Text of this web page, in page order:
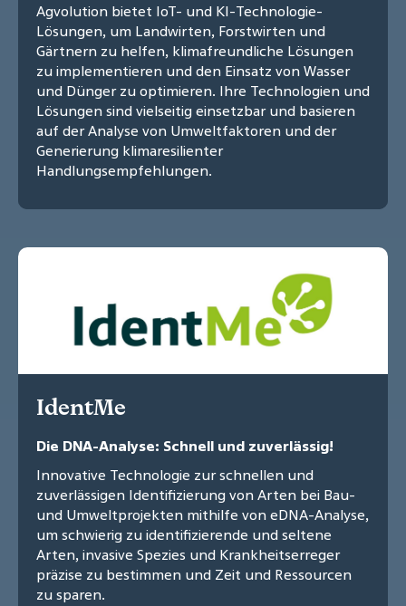
Agvolution bietet IoT- und KI-Technologie-
Lösungen, um Landwirten, Forstwirten und
Gärtnern zu helfen, klimafreundliche Lösungen
zu implementieren und den Einsatz von Wasser
und Dünger zu optimieren. Ihre Technologien und
Lösungen sind vielseitig einsetzbar und basieren
auf der Analyse von Umweltfaktoren und der
Generierung klimaresilienter
Handlungsempfehlungen.
IdentMe
Die DNA-Analyse: Schnell und zuverlässig!
Innovative Technologie zur schnellen und
zuverlässigen Identifizierung von Arten bei Bau-
und Umweltprojekten mithilfe von eDNA-Analyse,
um schwierig zu identifizierende und seltene
Arten, invasive Spezies und Krankheitserreger
präzise zu bestimmen und Zeit und Ressourcen
zu sparen.